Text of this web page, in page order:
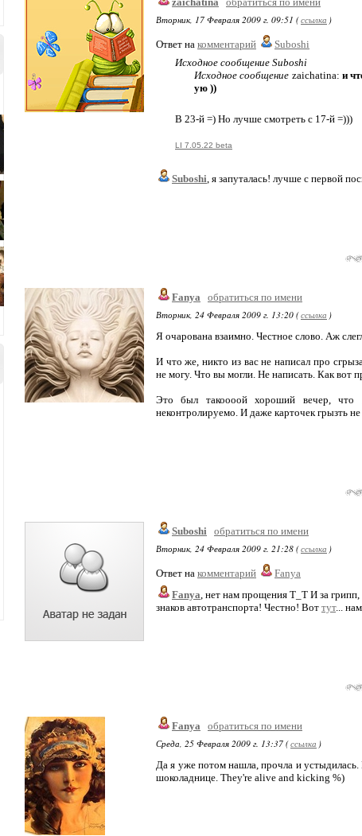
Вторник, 17 Февраля 2009 г. 09:51 (ссылка )
Ответ на комментарий
Suboshi
Исходное сообщение Suboshi
Исходное сообщение zaichatina: и
ую ))
В 23-й =) Но лучше смотреть с 17-й =)))
LI 7.05.22 beta
Suboshi, я запуталась! лучше с первой
Fanya
обратиться по имени
Вторник, 24 Февраля 2009 г. 13:20 (ссылка )
Я очарована взаимно. Честное слово. Аж
И что же, никто из вас не написал про
не могу. Что вы могли. Не написать. Как вот
Это был такоооой хороший вечер,
неконтролируемо. И даже карточек грызть
Suboshi обратиться по имени
Вторник, 24 Февраля 2009 г. 21:28 (ссылка )
Ответ на комментарий
Fanya
Fanya, нет нам прощения Т_Т И за
знаков автотранспорта! Честно! Вот тут...
Fanya
обратиться по имени
Среда, 25 Февраля 2009 г. 13:37 (ссылка )
Да я уже потом нашла, прочла и устыдилась.
шоколаднице. They're alive and kicking %)